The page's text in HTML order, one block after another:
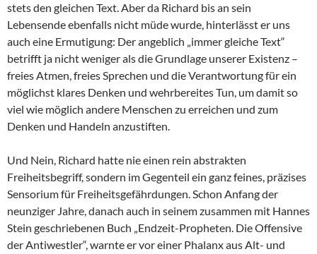
stets den gleichen Text. Aber da Richard bis an sein
Lebensende ebenfalls nicht müde wurde, hinterlässt er uns
auch eine Ermutigung: Der angeblich „immer gleiche Text“
betrifft ja nicht weniger als die Grundlage unserer Existenz –
freies Atmen, freies Sprechen und die Verantwortung für ein
möglichst klares Denken und wehrbereites Tun, um damit so
viel wie möglich andere Menschen zu erreichen und zum
Denken und Handeln anzustiften.
Und Nein, Richard hatte nie einen rein abstrakten
Freiheitsbegriff, sondern im Gegenteil ein ganz feines, präzises
Sensorium für Freiheitsgefährdungen. Schon Anfang der
neunziger Jahre, danach auch in seinem zusammen mit Hannes
Stein geschriebenen Buch „Endzeit-Propheten. Die Offensive
der Antiwestler“, warnte er vor einer Phalanx aus Alt- und